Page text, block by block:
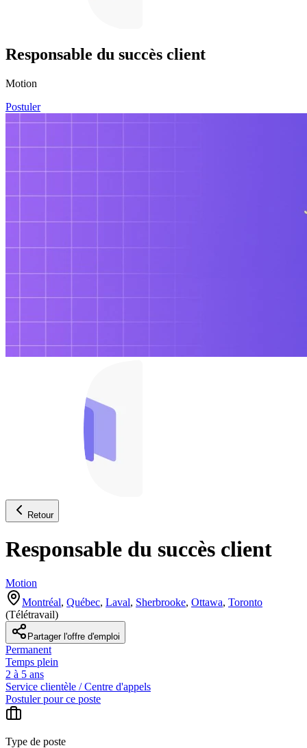
Responsable du succès client
Motion
Postuler
Retour
Responsable du succès client
Motion
Montréal, Québec, Laval, Sherbrooke, Ottawa, Toronto
(Télétravail)
Partager l'offre d'emploi
Permanent
Temps plein
2 à 5 ans
Service clientèle / Centre d'appels
Postuler pour ce poste
Type de poste